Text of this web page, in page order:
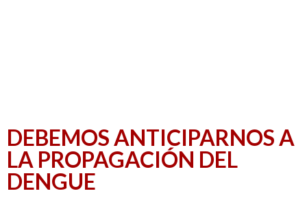
DEBEMOS ANTICIPARNOS A
LA PROPAGACIÓN DEL
DENGUE